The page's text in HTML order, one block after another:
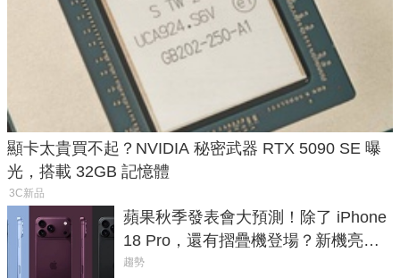
顯卡太貴買不起？NVIDIA 秘密武器 RTX 5090 SE 曝
光，搭載 32GB 記憶體
3C新品
蘋果秋季發表會大預測！除了 iPhone
18 Pro，還有摺疊機登場？新機亮點
預測一次看
趨勢